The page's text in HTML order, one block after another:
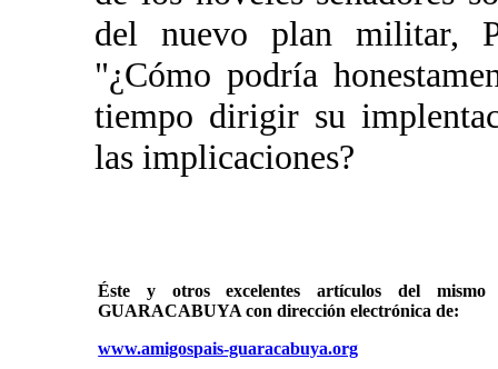
del nuevo plan militar,
"¿Cómo podría
tiempo dirigir su
las implicaciones?
Éste y otros excelentes artículos del
GUARACABUYA con dirección electrónica de:
www.amigospais-guaracabuya.org